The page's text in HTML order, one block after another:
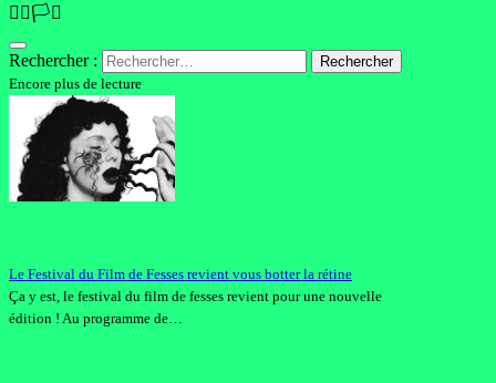
🏳️‍🌈🏳️‍⚧️
Rechercher :
Encore plus de lecture
Le Festival du Film de Fesses revient vous botter la rétine
Ça y est, le festival du film de fesses revient pour une nouvelle
édition ! Au programme de…